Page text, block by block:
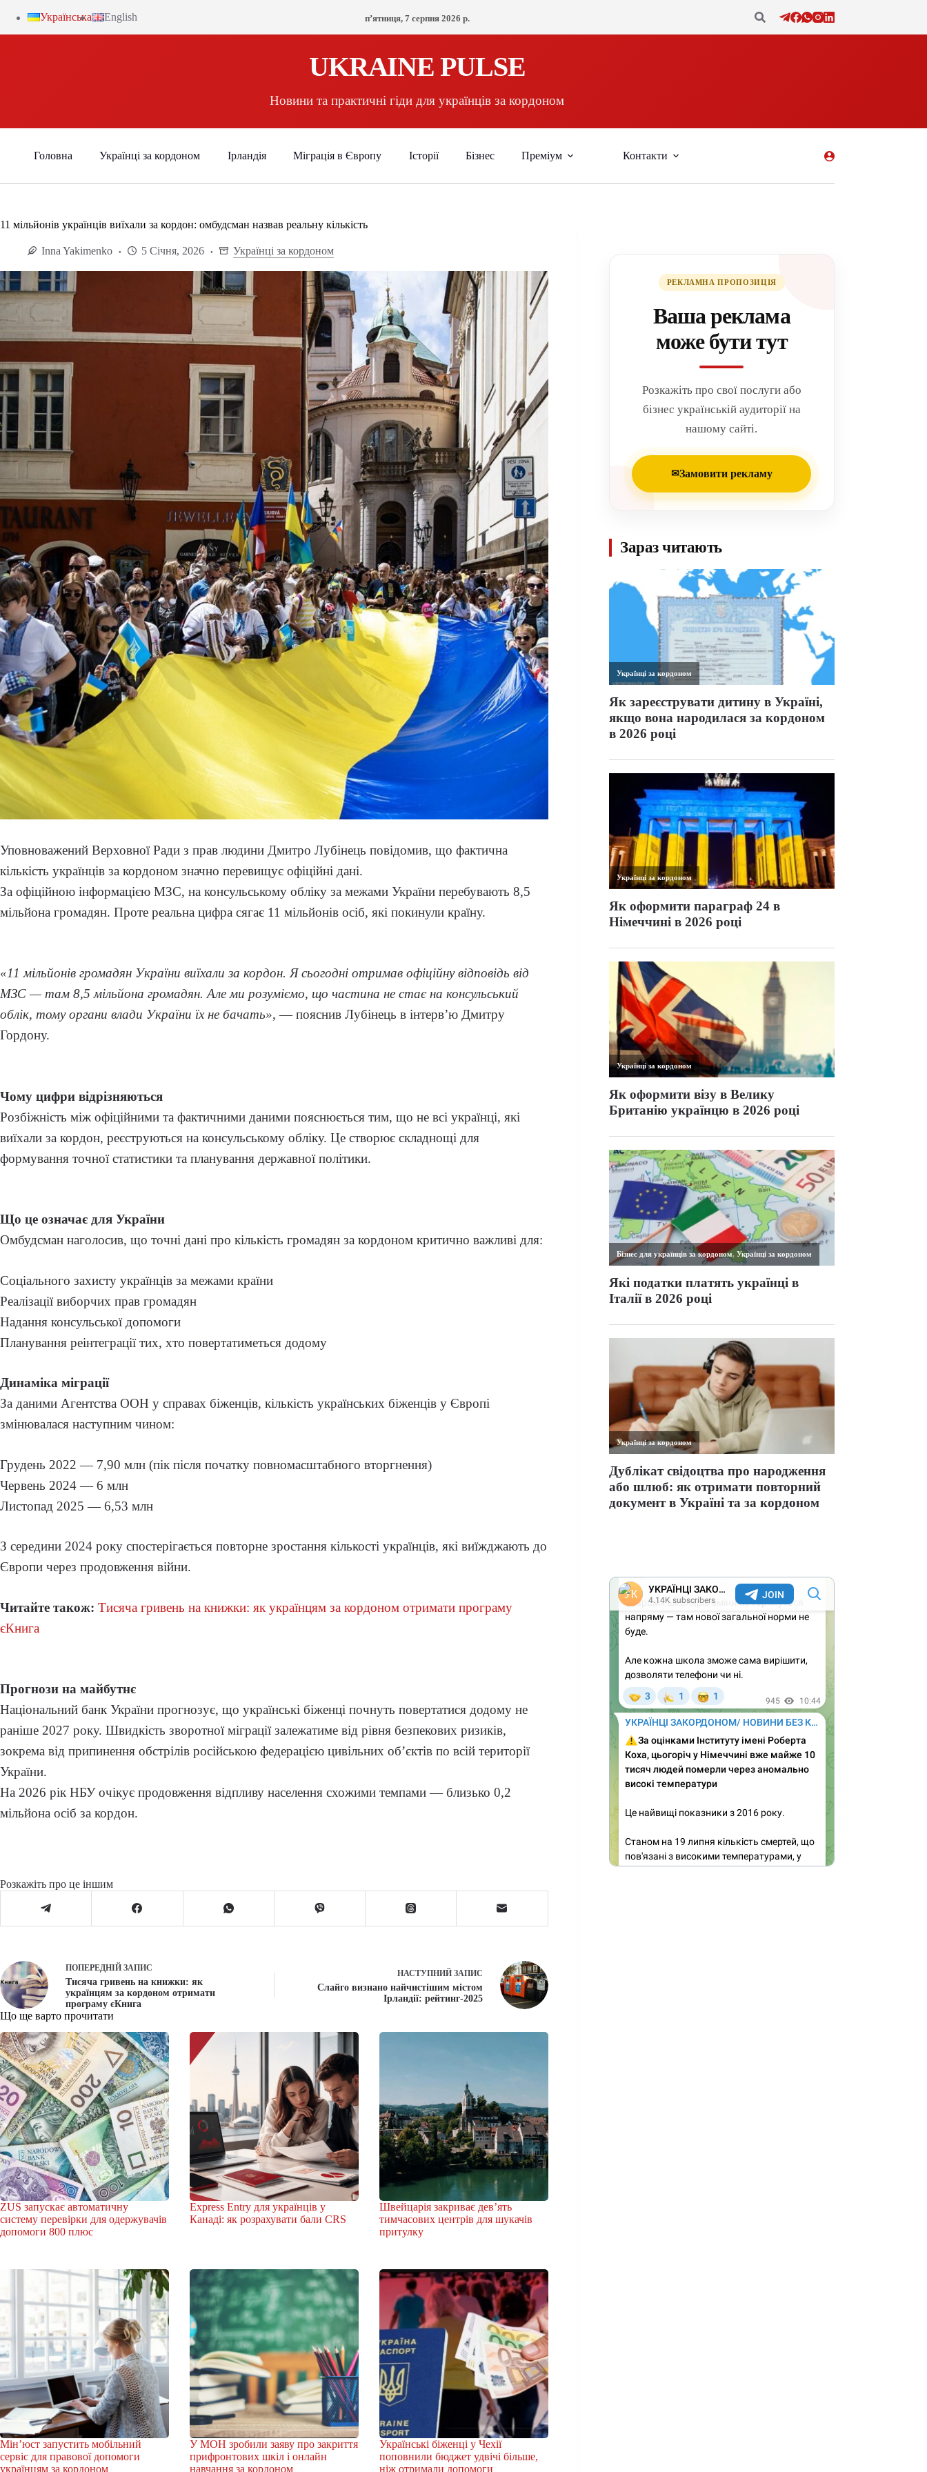
Українська English пʼятниця, 7 серпня 2026 р.
UKRAINE PULSE
Новини та практичні гіди для українців за кордоном
Головна Українці за кордоном Ірландія Міграція в Європу Історії Бізнес Преміум Контакти
11 мільйонів українців виїхали за кордон: омбудсман назвав реальну кількість
Inna Yakimenko 5 Січня, 2026 Українці за кордоном
Уповноважений Верховної Ради з прав людини Дмитро Лубінець повідомив, що фактична
кількість українців за кордоном значно перевищує офіційні дані.
За офіційною інформацією МЗС, на консульському обліку за межами України перебувають 8,5
мільйона громадян. Проте реальна цифра сягає 11 мільйонів осіб, які покинули країну.
«11 мільйонів громадян України виїхали за кордон. Я сьогодні отримав офіційну відповідь від
МЗС — там 8,5 мільйона громадян. Але ми розуміємо, що частина не стає на консульський
облік, тому органи влади України їх не бачать», — пояснив Лубінець в інтерв’ю Дмитру
Гордону.
Чому цифри відрізняються
Розбіжність між офіційними та фактичними даними пояснюється тим, що не всі українці, які
виїхали за кордон, реєструються на консульському обліку. Це створює складнощі для
формування точної статистики та планування державної політики.
Що це означає для України
Омбудсман наголосив, що точні дані про кількість громадян за кордоном критично важливі для:
Соціального захисту українців за межами країни
Реалізації виборчих прав громадян
Надання консульської допомоги
Планування реінтеграції тих, хто повертатиметься додому
Динаміка міграції
За даними Агентства ООН у справах біженців, кількість українських біженців у Європі
змінювалася наступним чином:
Грудень 2022 — 7,90 млн (пік після початку повномасштабного вторгнення)
Червень 2024 — 6 млн
Листопад 2025 — 6,53 млн
З середини 2024 року спостерігається повторне зростання кількості українців, які виїжджають до
Європи через продовження війни.
Читайте також: Тисяча гривень на книжки: як українцям за кордоном отримати програму
єКнига
Прогнози на майбутнє
Національний банк України прогнозує, що українські біженці почнуть повертатися додому не
раніше 2027 року. Швидкість зворотної міграції залежатиме від рівня безпекових ризиків,
зокрема від припинення обстрілів російською федерацією цивільних об’єктів по всій території
України.
На 2026 рік НБУ очікує продовження відпливу населення схожими темпами — близько 0,2
мільйона осіб за кордон.
Розкажіть про це іншим
ПОПЕРЕДНІЙ ЗАПИС
Тисяча гривень на книжки: як
українцям за кордоном отримати
програму єКнига
НАСТУПНИЙ ЗАПИС
Слайго визнано найчистішим містом
Ірландії: рейтинг-2025
Що ще варто прочитати
ZUS запускає автоматичну
систему перевірки для одержувачів
допомоги 800 плюс
Express Entry для українців у
Канаді: як розрахувати бали CRS
Швейцарія закриває дев’ять
тимчасових центрів для шукачів
притулку
Мін’юст запустить мобільний
сервіс для правової допомоги
українцям за кордоном
У МОН зробили заяву про закриття
прифронтових шкіл і онлайн
навчання за кордоном
Українські біженці у Чехії
поповнили бюджет удвічі більше,
ніж отримали допомоги
РЕКЛАМНА ПРОПОЗИЦІЯ
Ваша реклама
може бути тут
Розкажіть про свої послуги або
бізнес українській аудиторії на
нашому сайті.
✉Замовити рекламу
Зараз читають